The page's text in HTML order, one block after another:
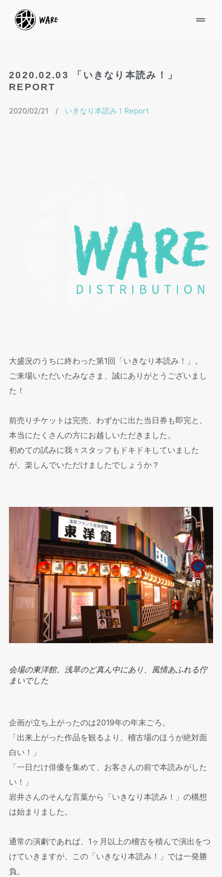
2020.02.03 「いきなり本読み！」
REPORT
2020/02/21 / いきなり本読み！Report
大盛況のうちに終わった第1回「いきなり本読み！」。
ご来場いただいたみなさま、誠にありがとうございまし
た！
前売りチケットは完売、わずかに出た当日券も即完と、
本当にたくさんの方にお越しいただきました。
初めての試みに我々スタッフもドキドキしていました
が、楽しんでいただけましたでしょうか？
会場の東洋館。浅草のど真ん中にあり、風情あふれる佇
まいでした
企画が立ち上がったのは2019年の年末ごろ。
「出来上がった作品を観るより、稽古場のほうが絶対面
白い！」
「一日だけ俳優を集めて、お客さんの前で本読みがした
い！」
岩井さんのそんな言葉から「いきなり本読み！」の構想
は始まりました。
通常の演劇であれば、1ヶ月以上の稽古を積んで演出をつ
けていきますが、この「いきなり本読み！」では一発勝
負。